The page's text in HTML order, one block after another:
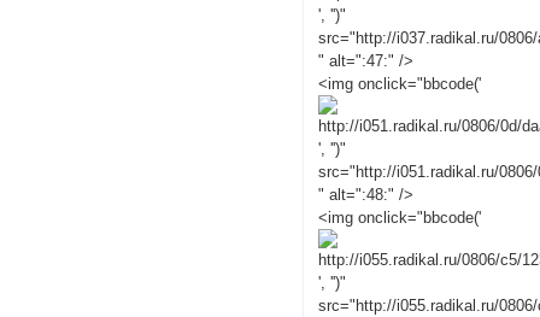
', '')"
src="http://i037.radikal.ru/
" alt=":47:" />
<img onclick="bbcode('
', '')"
src="http://i051.radikal.ru/
" alt=":48:" />
<img onclick="bbcode('
', '')"
src="http://i055.radikal.ru/